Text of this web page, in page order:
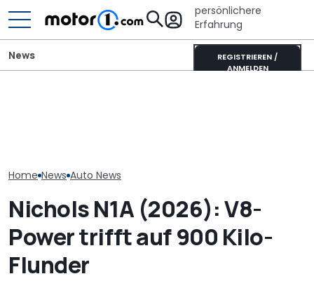
persönlichere
Erfahrung
REGISTRIEREN /
ANMELDEN
News
Home News Auto News
Nichols N1A (2026): V8-
Power trifft auf 900 Kilo-
Flunder